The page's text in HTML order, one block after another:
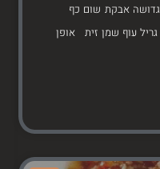
כף גדושה אבקת שום כף
עוף שמן זית אופן